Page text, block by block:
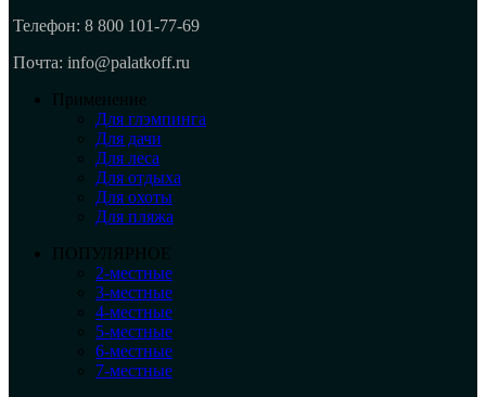
Телефон: 8 800 101-77-69
Почта: info@palatkoff.ru
Применение
Для глэмпинга
Для дачи
Для леса
Для отдыха
Для охоты
Для пляжа
ПОПУЛЯРНОЕ
2-местные
3-местные
4-местные
5-местные
6-местные
7-местные